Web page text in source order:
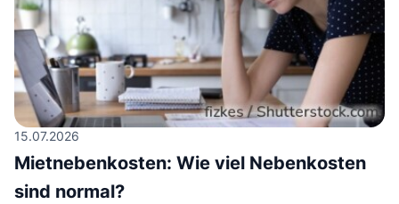
15.07.2026
Mietnebenkosten: Wie viel Nebenkosten
sind normal?